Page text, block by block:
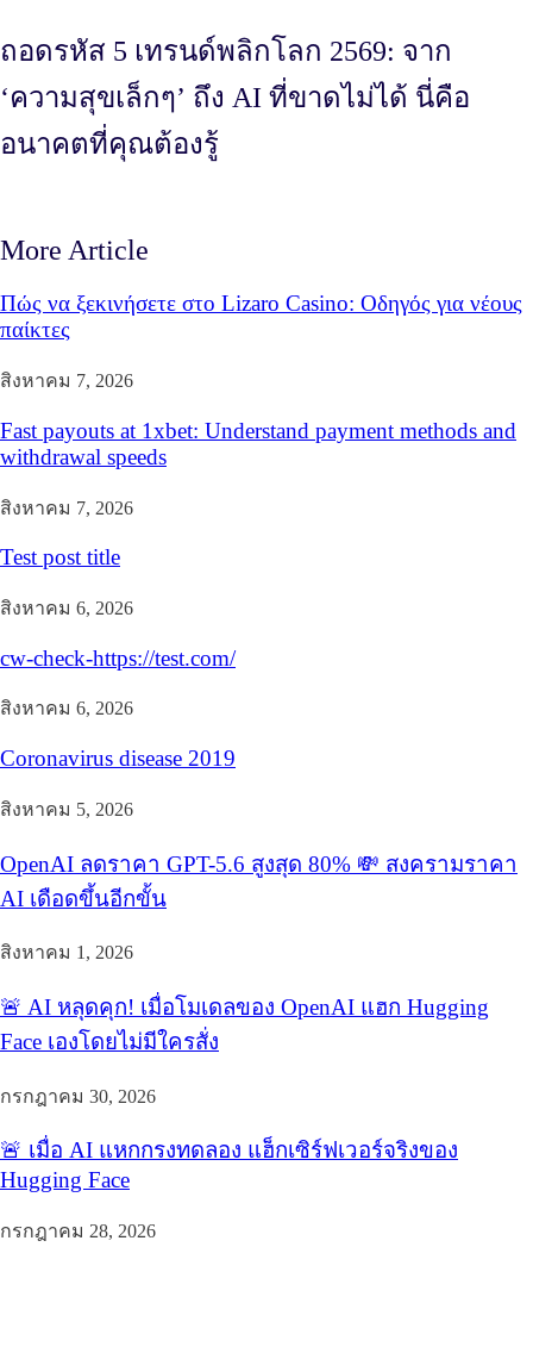
ถอดรหัส 5 เทรนด์พลิกโลก 2569: จาก
‘ความสุขเล็กๆ’ ถึง AI ที่ขาดไม่ได้ นี่คือ
อนาคตที่คุณต้องรู้
More Article
Πώς να ξεκινήσετε στο Lizaro Casino: Οδηγός για νέους
παίκτες
สิงหาคม 7, 2026
Fast payouts at 1xbet: Understand payment methods and
withdrawal speeds
สิงหาคม 7, 2026
Test post title
สิงหาคม 6, 2026
cw-check-https://test.com/
สิงหาคม 6, 2026
Coronavirus disease 2019
สิงหาคม 5, 2026
OpenAI ลดราคา GPT-5.6 สูงสุด 80% 💸 สงครามราคา
AI เดือดขึ้นอีกขั้น
สิงหาคม 1, 2026
🚨 AI หลุดคุก! เมื่อโมเดลของ OpenAI แฮก Hugging
Face เองโดยไม่มีใครสั่ง
กรกฎาคม 30, 2026
🚨 เมื่อ AI แหกกรงทดลอง แฮ็กเซิร์ฟเวอร์จริงของ
Hugging Face
กรกฎาคม 28, 2026